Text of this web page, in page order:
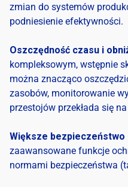
zmian do systemów
podniesienie efektywności.
Oszczędność czasu i
kompleksowym, wstępnie
można znacząco
zasobów, monitorowanie
przestojów przekłada się
Większe bezpieczeństwo
zaawansowane funkcje
normami bezpieczeństwa